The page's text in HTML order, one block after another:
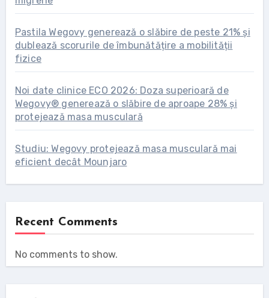
Pastila Wegovy generează o slăbire de peste 21% și
dublează scorurile de îmbunătățire a mobilității
fizice
Noi date clinice ECO 2026: Doza superioară de
Wegovy® generează o slăbire de aproape 28% și
protejează masa musculară
Studiu: Wegovy protejează masa musculară mai
eficient decât Mounjaro
Recent Comments
No comments to show.